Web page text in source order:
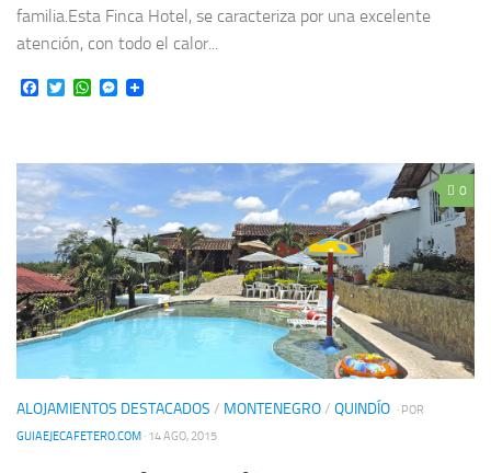
familia.Esta Finca Hotel, se caracteriza por una excelente
atención, con todo el calor...
Facebook
TwitterWhatsApp
Messenger
0
ALOJAMIENTOS DESTACADOS / MONTENEGRO/ QUINDÍO · POR
GUIAEJECAFETERO.COM · 14 AGO, 2015